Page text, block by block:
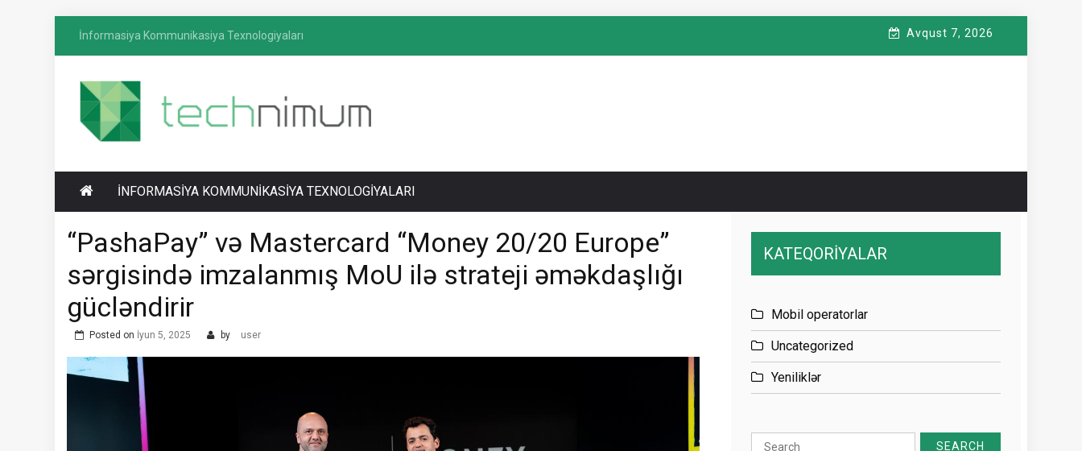
İnformasiya Kommunikasiya Texnologiyaları Avqust 7, 2026
TECHNIMUM
İnformasiya-kommunikasiya texnologiyaları
üzrə media platforması
İNFORMASIYA KOMMUNIKASIYA TEXNOLOGIYALARI
“PashaPay” və Mastercard “Money 20/20 Europe”
sərgisində imzalanmış MoU ilə strateji əməkdaşlığı
gücləndirir
Posted on İyun 5, 2025 by user
KATEQORİYALAR
Mobil operatorlar
Uncategorized
Yeniliklər
Search